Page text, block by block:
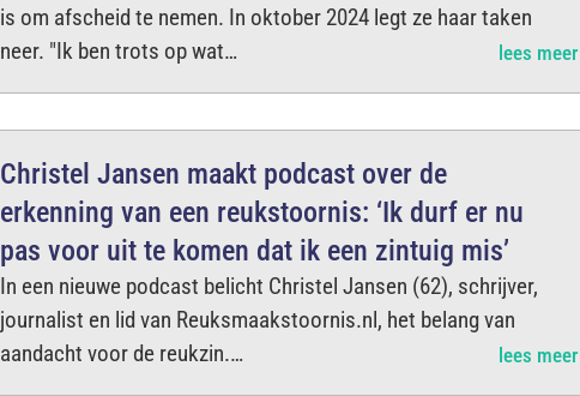
is om afscheid te nemen. In oktober 2024 legt ze haar taken
neer. "Ik ben trots op wat…
lees meer
Christel Jansen maakt podcast over de
erkenning van een reukstoornis: ‘Ik durf er nu
pas voor uit te komen dat ik een zintuig mis’
In een nieuwe podcast belicht Christel Jansen (62), schrijver,
journalist en lid van Reuksmaakstoornis.nl, het belang van
aandacht voor de reukzin.…
lees meer